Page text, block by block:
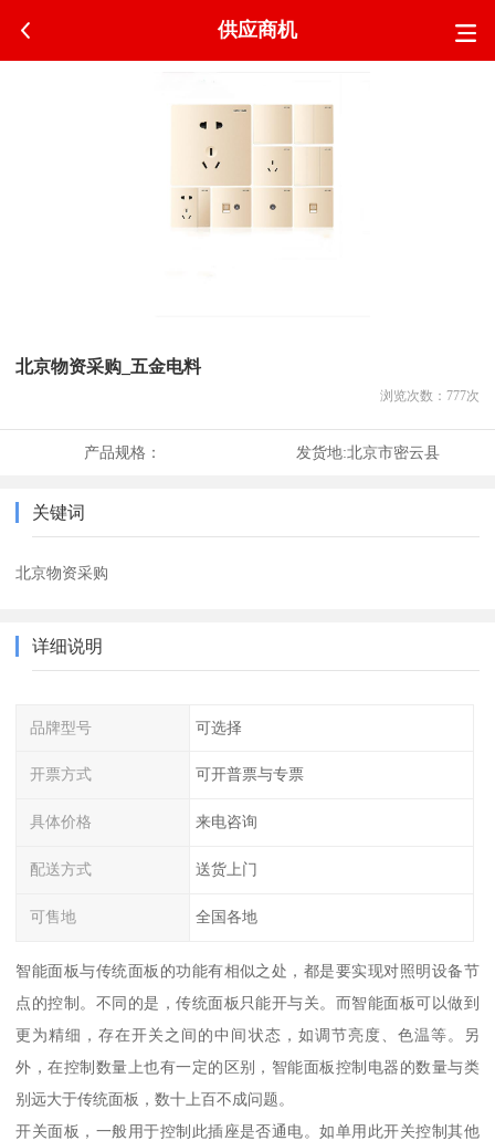
供应商机
北京物资采购_五金电料
浏览次数： 777次
产品规格： 发货地:北京市密云县
关键词
北京物资采购
详细说明
品牌型号 可选择
开票方式 可开普票与专票
具体价格 来电咨询
配送方式 送货上门
可售地 全国各地
智能面板与传统面板的功能有相似之处，都是要实现对照明设备节
点的控制。不同的是，传统面板只能开与关。而智能面板可以做到
更为精细，存在开关之间的中间状态，如调节亮度、色温等。另
外，在控制数量上也有一定的区别，智能面板控制电器的数量与类
别远大于传统面板，数十上百不成问题。
开关面板，一般用于控制此插座是否通电。如单用此开关控制其他